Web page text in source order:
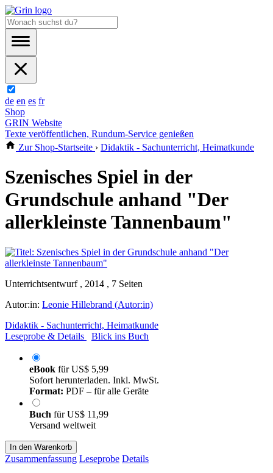
de en es fr
Shop
GRIN Website
Texte veröffentlichen, Rundum-Service genießen
Zur Shop-Startseite › Didaktik - Sachunterricht, Heimatkunde
Szenisches Spiel in der
Grundschule anhand "Der
allerkleinste Tannenbaum"
Unterrichtsentwurf , 2014 , 7 Seiten
Autor:in: Leonie Hillebrand (Autor:in)
Didaktik - Sachunterricht, Heimatkunde
Leseprobe & Details
Blick ins Buch
eBook fürUS$ 5,99
Sofort herunterladen. Inkl. MwSt.
Format: PDF – für alle Geräte
Buch fürUS$ 11,99
Versand weltweit
In den Warenkorb
Zusammenfassung Leseprobe Details